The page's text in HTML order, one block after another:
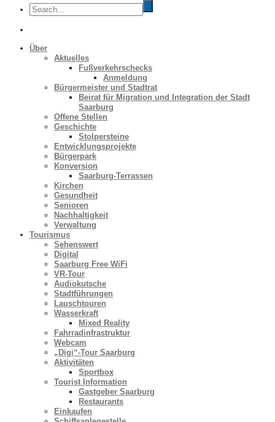
Über
Aktuelles
Fußverkehrschecks
Anmeldung
Bürgermeister und Stadtrat
Beirat für Migration und Integration der Stadt
Saarburg
Offene Stellen
Geschichte
Stolpersteine
Entwicklungsprojekte
Bürgerpark
Konversion
Saarburg-Terrassen
Kirchen
Gesundheit
Senioren
Nachhaltigkeit
Verwaltung
Tourismus
Sehenswert
Digital
Saarburg Free WiFi
VR-Tour
Audiokutsche
Stadtführungen
Lauschtouren
Wasserkraft
Mixed Reality
Fahrradinfrastruktur
Webcam
„Digi“-Tour Saarburg
Aktivitäten
Sportbox
Tourist Information
Gastgeber Saarburg
Restaurants
Einkaufen